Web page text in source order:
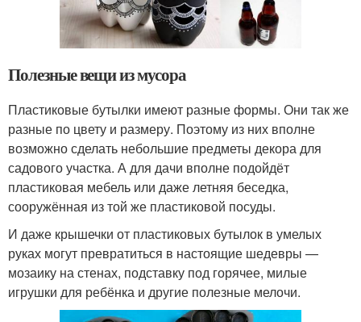
Полезные вещи из мусора
Пластиковые бутылки имеют разные формы. Они так же
разные по цвету и размеру. Поэтому из них вполне
возможно сделать небольшие предметы декора для
садового участка. А для дачи вполне подойдёт
пластиковая мебель или даже летняя беседка,
сооружённая из той же пластиковой посуды.
И даже крышечки от пластиковых бутылок в умелых
руках могут превратиться в настоящие шедевры —
мозаику на стенах, подставку под горячее, милые
игрушки для ребёнка и другие полезные мелочи.